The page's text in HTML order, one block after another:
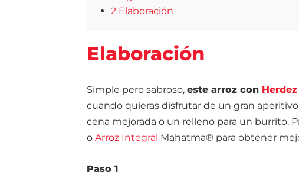
2 Elaboración
Elaboración
Simple pero sabroso, este arroz con
cuando quieras disfrutar de un gran
cena mejorada o un relleno para un burrito.
o Arroz Integral Mahatma® para obtener
Paso 1